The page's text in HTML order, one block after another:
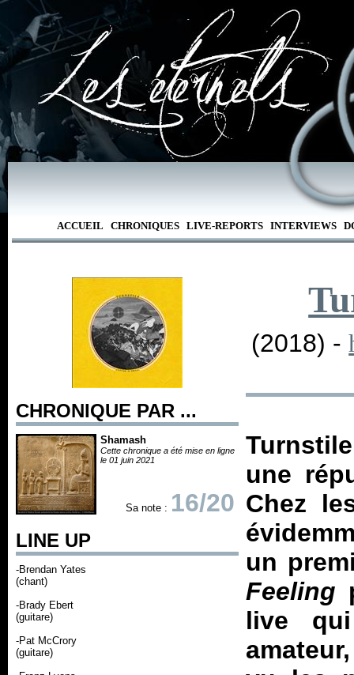
ACCUEIL CHRONIQUES LIVE-REPORTS INTERVIEWS
CHRONIQUE PAR ...
Shamash
Cette chronique a été mise en ligne
le 01 juin 2021
Sa note : 16/20
LINE UP
-Brendan Yates
(chant)
-Brady Ebert
(guitare)
-Pat McCrory
(guitare)
(2018) -
une
Chez
un
Feeling
live